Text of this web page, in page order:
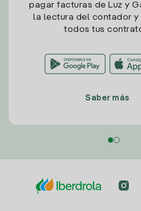
pagar facturas de Luz y
la lectura del contador y
todos tus
Saber más